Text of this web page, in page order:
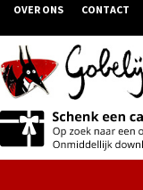
OVER ONS CONTACT